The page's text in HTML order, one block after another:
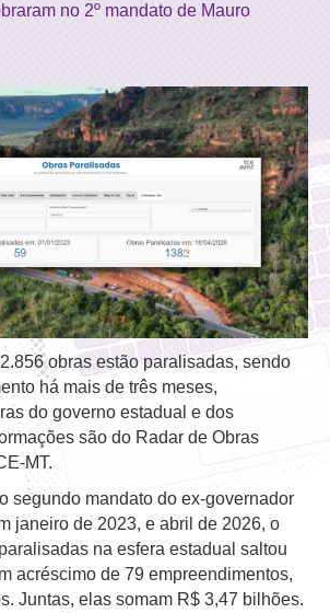
no 2º mandato de Mauro
obras estão paralisadas, sendo
há mais de três meses,
do governo estadual e dos
são do Radar de Obras
MT.
segundo mandato do ex-governador
janeiro de 2023, e abril de 2026, o
na esfera estadual saltou
acréscimo de 79 empreendimentos,
Juntas, elas somam R$ 3,47 bilhões.